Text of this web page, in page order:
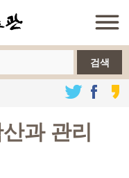
검색
과 관리